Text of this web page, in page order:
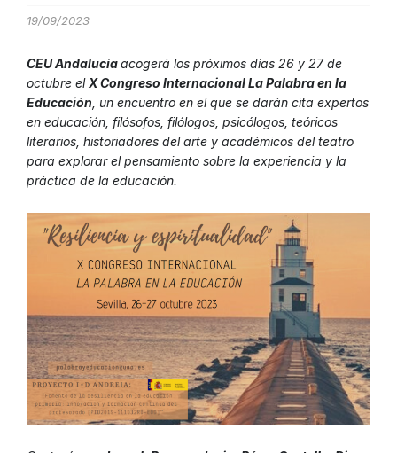
19/09/2023
CEU Andalucíaacogerá los próximos días 26 y 27 de
octubre elX Congreso Internacional La Palabra en la
Educación , un encuentro en el que se darán cita expertos
en educación, filósofos, filólogos, psicólogos, teóricos
literarios, historiadores del arte y académicos del teatro
para explorar el pensamiento sobre la experiencia y la
práctica de la educación.